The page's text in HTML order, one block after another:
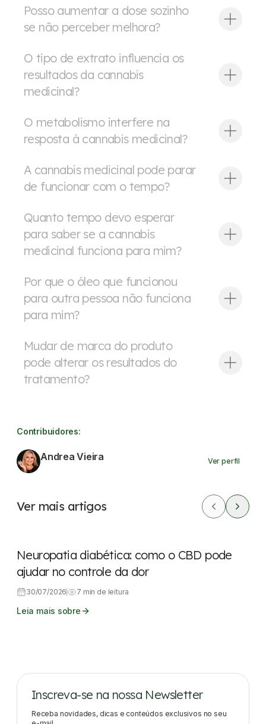
Posso aumentar a dose sozinho
se não perceber melhora?
O tipo de extrato influencia os
resultados da cannabis
medicinal?
O metabolismo interfere na
resposta à cannabis medicinal?
A cannabis medicinal pode parar
de funcionar com o tempo?
Quanto tempo devo esperar
para saber se a cannabis
medicinal funciona para mim?
Por que o óleo que funcionou
para outra pessoa não funciona
para mim?
Mudar de marca do produto
pode alterar os resultados do
tratamento?
Contribuidores:
Andrea Vieira Ver perfil
Ver mais artigos
CBD Dores
Neuropatia diabética: como o CBD pode
ajudar no controle da dor
30/07/2026 7 min de leitura
Leia mais sobre
Inscreva-se na nossa Newsletter
Receba novidades, dicas e conteúdos exclusivos no seu